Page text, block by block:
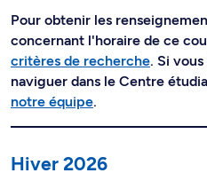
Pour obtenir les
concernant l'horaire de ce
critères de recherche. Si
naviguer dans le Centre
notre équipe.
Hiver 2026